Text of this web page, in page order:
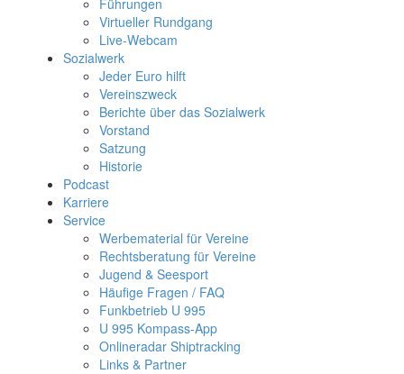
Führungen
Virtueller Rundgang
Live-Webcam
Sozialwerk
Jeder Euro hilft
Vereinszweck
Berichte über das Sozialwerk
Vorstand
Satzung
Historie
Podcast
Karriere
Service
Werbematerial für Vereine
Rechtsberatung für Vereine
Jugend & Seesport
Häufige Fragen / FAQ
Funkbetrieb U 995
U 995 Kompass-App
Onlineradar Shiptracking
Links & Partner